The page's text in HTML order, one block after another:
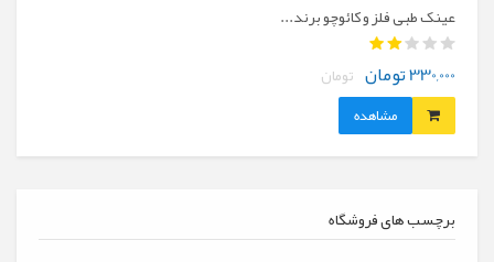
عینک طبی فلز و کائوچو برند...
330,000 تومان تومان
مشاهده
برچسب های فروشگاه